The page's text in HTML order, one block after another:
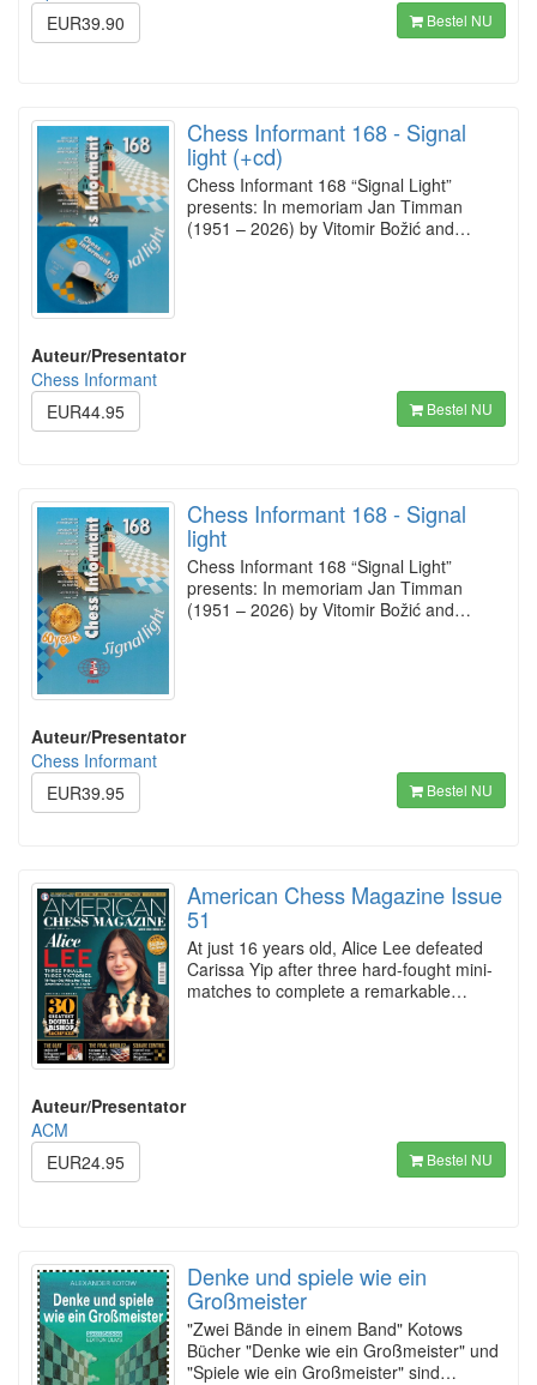
EUR39.90
Bestel NU
Chess Informant 168 - Signal
light (+cd)
Chess Informant 168 “Signal Light”
presents: In memoriam Jan Timman
(1951 – 2026) by Vitomir Božić and…
Auteur/Presentator
Chess Informant
EUR44.95
Bestel NU
Chess Informant 168 - Signal
light
Chess Informant 168 “Signal Light”
presents: In memoriam Jan Timman
(1951 – 2026) by Vitomir Božić and…
Auteur/Presentator
Chess Informant
EUR39.95
Bestel NU
American Chess Magazine Issue
51
At just 16 years old, Alice Lee defeated
Carissa Yip after three hard-fought mini-
matches to complete a remarkable…
Auteur/Presentator
ACM
EUR24.95
Bestel NU
Denke und spiele wie ein
Großmeister
"Zwei Bände in einem Band" Kotows
Bücher "Denke wie ein Großmeister" und
"Spiele wie ein Großmeister" sind…